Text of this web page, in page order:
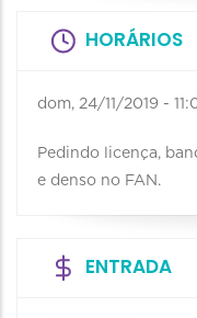
HORÁRIOS
dom, 24/11/2019 -
Pedindo licença,
e denso no FAN.
ENTRADA